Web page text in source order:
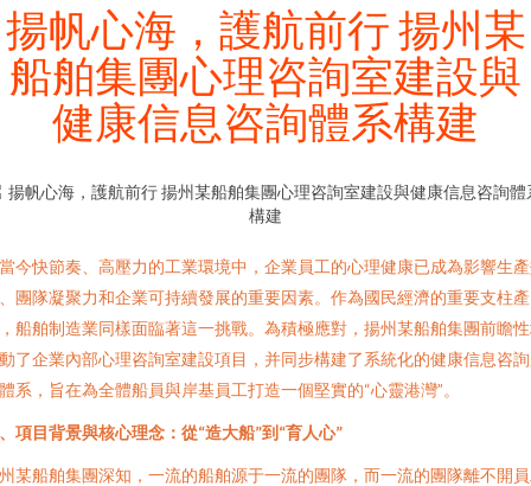
揚帆心海，護航前行 揚州某
船舶集團心理咨詢室建設與
健康信息咨詢體系構建
今快節奏、高壓力的工業環境中，企業員工的心理健康已成為影響生
團隊凝聚力和企業可持續發展的重要因素。作為國民經濟的重要支柱產
船舶制造業同樣面臨著這一挑戰。為積極應對，揚州某船舶集團前瞻
了企業內部心理咨詢室建設項目，并同步構建了系統化的健康信息咨
系，旨在為全體船員與岸基員工打造一個堅實的“心靈港灣”。
項目背景與核心理念：從“造大船”到“育人心”
某船舶集團深知，一流的船舶源于一流的團隊，而一流的團隊離不開